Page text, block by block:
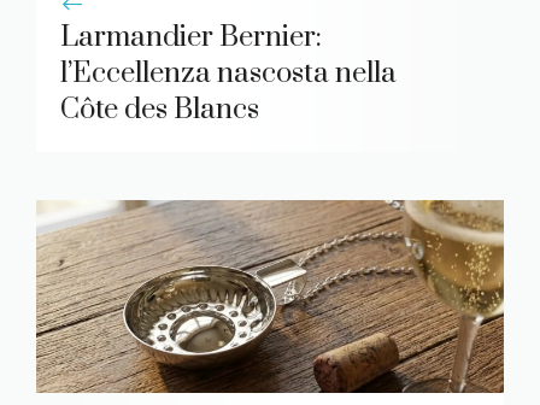
Larmandier Bernier:
l’Eccellenza nascosta nella
Côte des Blancs